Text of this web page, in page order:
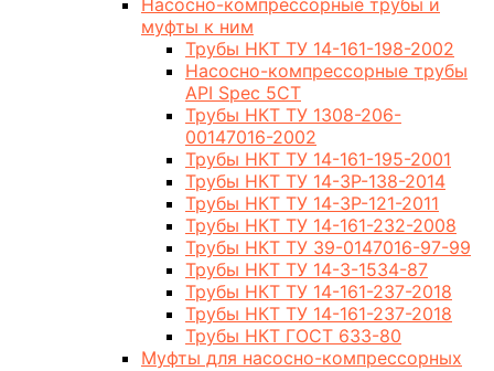
Насосно-компрессорные трубы и
муфты к ним
Трубы НКТ ТУ 14-161-198-2002
Насосно-компрессорные трубы
API Spec 5CT
Трубы НКТ ТУ 1308-206-
00147016-2002
Трубы НКТ ТУ 14-161-195-2001
Трубы НКТ ТУ 14-3Р-138-2014
Трубы НКТ ТУ 14-3Р-121-2011
Трубы НКТ ТУ 14-161-232-2008
Трубы НКТ ТУ 39-0147016-97-99
Трубы НКТ ТУ 14-3-1534-87
Трубы НКТ ТУ 14-161-237-2018
Трубы НКТ ТУ 14-161-237-2018
Трубы НКТ ГОСТ 633-80
Муфты для насосно-компрессорных